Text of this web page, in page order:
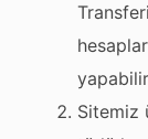
Sitemiz